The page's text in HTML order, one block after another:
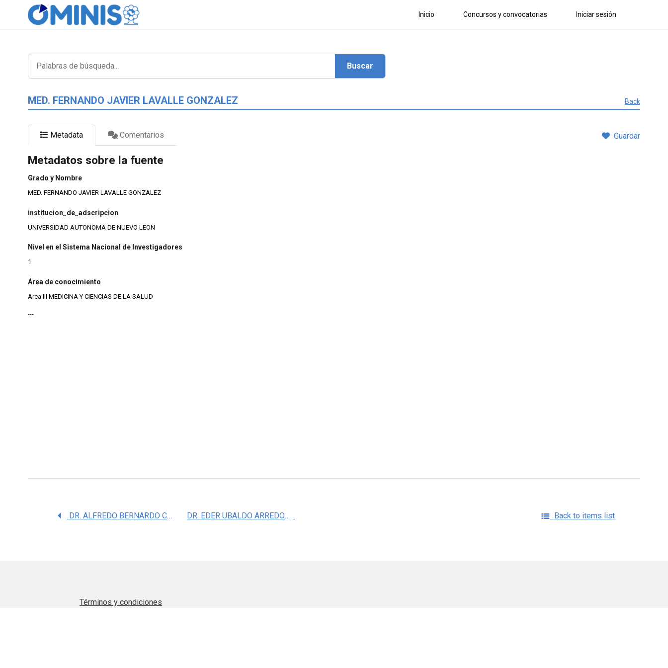
Inicio Concursos y convocatorias Iniciar sesión
MED. FERNANDO JAVIER LAVALLE GONZALEZ Back
Metadata Comentarios Guardar
Metadatos sobre la fuente
Grado y Nombre
MED. FERNANDO JAVIER LAVALLE GONZALEZ
institucion_de_adscripcion
UNIVERSIDAD AUTONOMA DE NUEVO LEON
Nivel en el Sistema Nacional de Investigadores
1
Área de conocimiento
Area III MEDICINA Y CIENCIAS DE LA SALUD
---
DR. ALFREDO BERNARDO CUELLAR BARBOZA DR. EDER UBALDO ARREDONDO ESPINOZA Back to items list
Términos y condiciones